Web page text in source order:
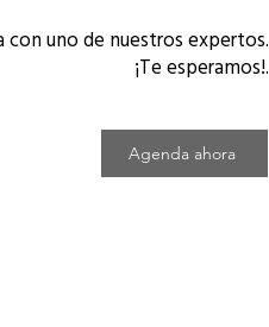
con uno de nuestros expertos.
¡Te esperamos!.
Agenda ahora